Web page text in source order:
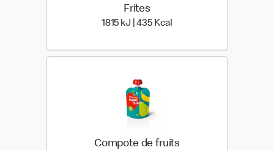
Frites
1815 kJ | 435 Kcal
Compote de fruits